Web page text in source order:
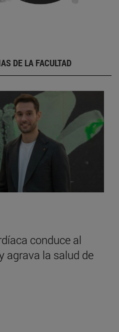
DE LA FACULTAD
conduce al
agrava la salud de